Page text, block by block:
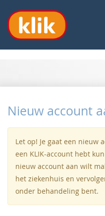
Nieuw account
Let op! Je gaat een nieuw
een KLIK-account hebt
nieuw account aan wilt
het ziekenhuis en
onder behandeling bent.